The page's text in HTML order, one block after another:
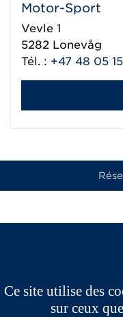
Motor-Sport
Vevle 1
5282 Lonevåg
Tél. : +47 48 05
Ce site utilise des
sur ceux